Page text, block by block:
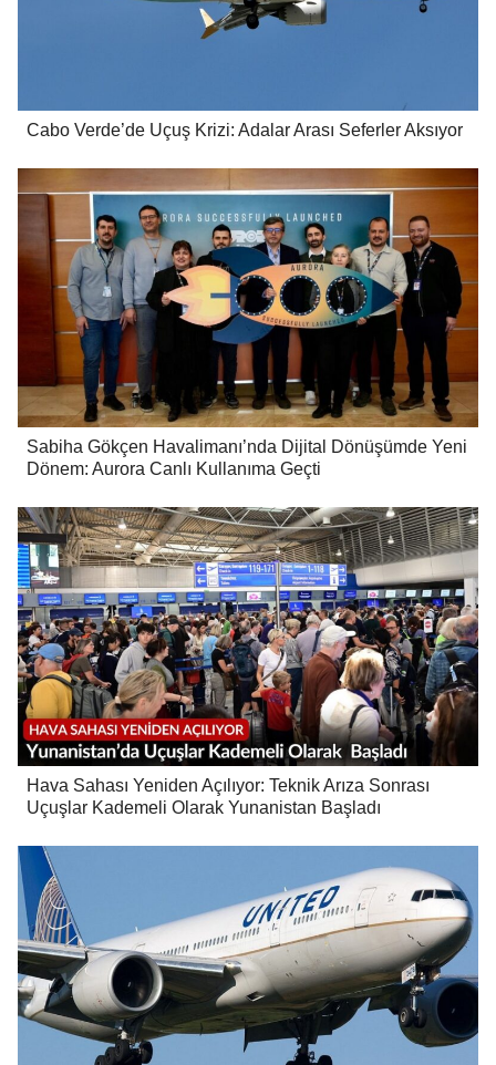
Cabo Verde’de Uçuş Krizi: Adalar Arası Seferler Aksıyor
Sabiha Gökçen Havalimanı’nda Dijital Dönüşümde Yeni
Dönem: Aurora Canlı Kullanıma Geçti
Hava Sahası Yeniden Açılıyor: Teknik Arıza Sonrası
Uçuşlar Kademeli Olarak Yunanistan Başladı